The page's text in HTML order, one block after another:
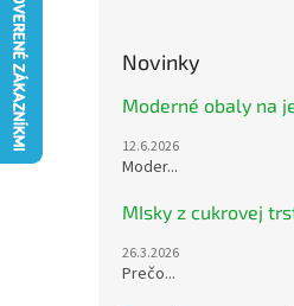
Novinky
Moderné obaly na
12.6.2026
Moder...
MIsky z cukrovej
26.3.2026
Prečo...